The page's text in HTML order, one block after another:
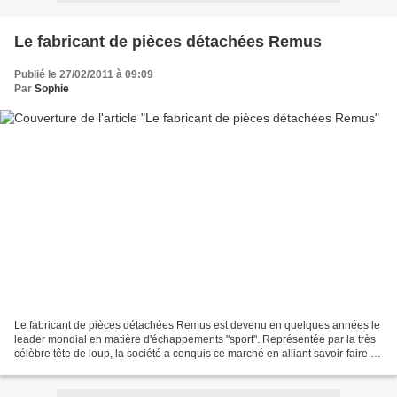
Le fabricant de pièces détachées Remus
Publié le 27/02/2011 à 09:09
Par Sophie
Le fabricant de pièces détachées Remus est devenu en quelques années le
leader mondial en matière d'échappements "sport". Représentée par la très
célèbre tête de loup, la société a conquis ce marché en alliant savoir-faire et